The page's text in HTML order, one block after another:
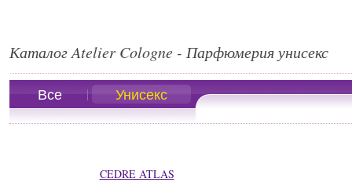
Каталог Atelier Cologne - Парфюмерия унисекс
Все Унисекс
CEDRE ATLAS